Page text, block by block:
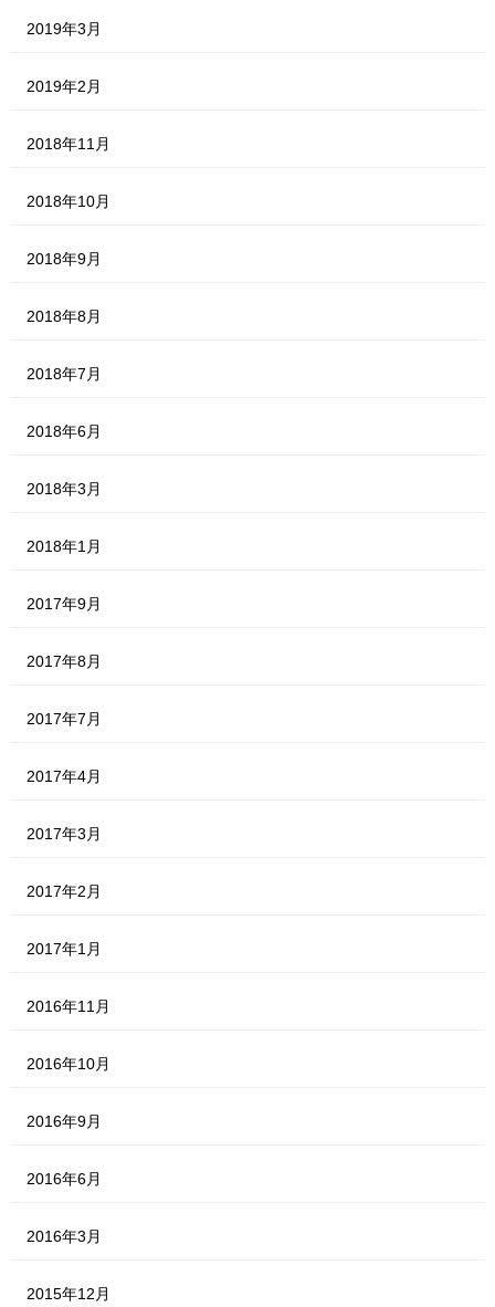
2019年3月
2019年2月
2018年11月
2018年10月
2018年9月
2018年8月
2018年7月
2018年6月
2018年3月
2018年1月
2017年9月
2017年8月
2017年7月
2017年4月
2017年3月
2017年2月
2017年1月
2016年11月
2016年10月
2016年9月
2016年6月
2016年3月
2015年12月